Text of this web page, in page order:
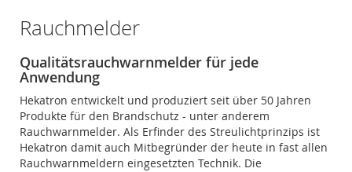
Rauchmelder
Qualitätsrauchwarnmelder für jede
Anwendung
Hekatron entwickelt und produziert seit über 50 Jahren
Produkte für den Brandschutz - unter anderem
Rauchwarnmelder. Als Erfinder des Streulichtprinzips ist
Hekatron damit auch Mitbegründer der heute in fast allen
Rauchwarnmeldern eingesetzten Technik. Die